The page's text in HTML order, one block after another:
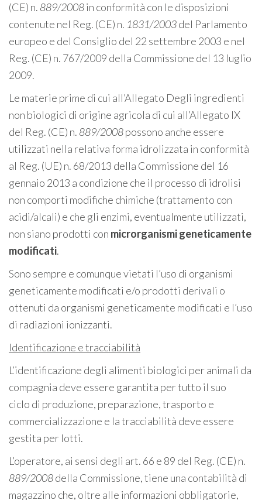
(CE) n. 889/2008in conformità con le disposizioni
contenute nel Reg. (CE) n. 1831/2003del Parlamento
europeo e del Consiglio del 22 settembre 2003 e nel
Reg. (CE) n. 767/2009 della Commissione del 13 luglio
2009.
Le materie prime di cui all’Allegato Degli ingredienti
non biologici di origine agricola di cui all’Allegato IX
del Reg. (CE) n. 889/2008possono anche essere
utilizzati nella relativa forma idrolizzata in conformità
al Reg. (UE) n. 68/2013 della Commissione del 16
gennaio 2013 a condizione che il processo di idrolisi
non comporti modifiche chimiche (trattamento con
acidi/alcali) e che gli enzimi, eventualmente utilizzati,
non siano prodotti con microrganismigeneticamente
modificati.
Sono sempre e comunque vietati l’uso di organismi
geneticamente modificati e/o prodotti derivali o
ottenuti da organismi geneticamente modificati e l’uso
di radiazioni ionizzanti.
Identificazione etracciabilità
L’identificazione degli alimenti biologici per animali da
compagnia deve essere garantita per tutto il suo
ciclo di produzione, preparazione, trasporto e
commercializzazione e la tracciabilità deve essere
gestita per lotti.
L’operatore, ai sensi degli art. 66 e 89 del Reg. (CE) n.
889/2008della Commissione, tiene una contabilità di
magazzino che, oltre alle informazioni obbligatorie,